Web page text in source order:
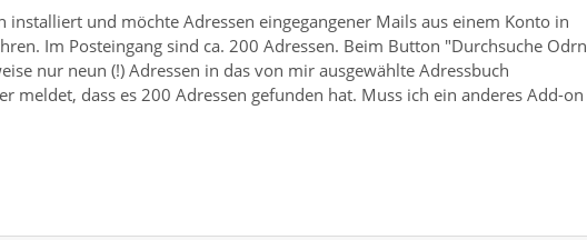
installiert und möchte Adressen eingegangener Mails aus einem Konto in
Im Posteingang sind ca. 200 Adressen. Beim Button "Durchsuche
nur neun (!) Adressen in das von mir ausgewählte Adressbuch
meldet, dass es 200 Adressen gefunden hat. Muss ich ein anderes Add-on